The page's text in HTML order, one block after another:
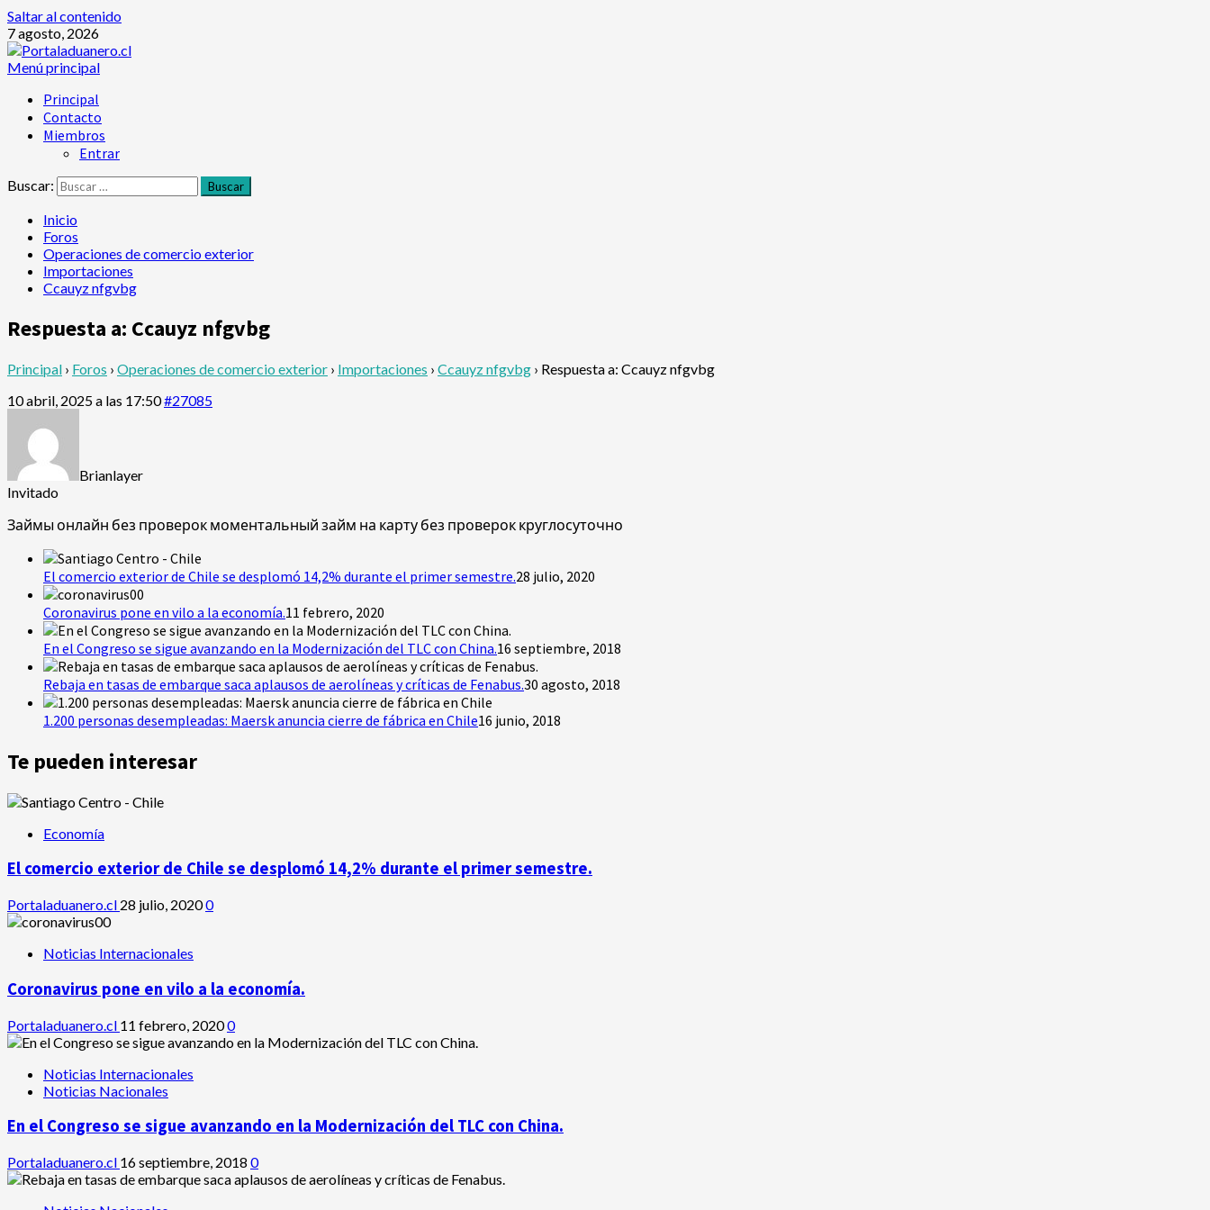
Saltar al contenido
7 agosto, 2026
Menú principal
Principal
Contacto
Miembros
Entrar
Buscar:
Inicio
Foros
Operaciones de comercio exterior
Importaciones
Ccauyz nfgvbg
Respuesta a: Ccauyz nfgvbg
Principal › Foros › Operaciones de comercio exterior › Importaciones › Ccauyz nfgvbg › Respuesta a: Ccauyz nfgvbg
10 abril, 2025 a las 17:50#27085
Brianlayer
Invitado
Займы онлайн без проверок моментальный займ на карту без проверок круглосуточно
El comercio exterior de Chile se desplomó 14,2% durante el primer semestre.28 julio, 2020
Coronavirus pone en vilo a la economía.11 febrero, 2020
En el Congreso se sigue avanzando en la Modernización del TLC con China.16 septiembre, 2018
Rebaja en tasas de embarque saca aplausos de aerolíneas y críticas de Fenabus.30 agosto, 2018
1.200 personas desempleadas: Maersk anuncia cierre de fábrica en Chile16 junio, 2018
Te pueden interesar
Economía
El comercio exterior de Chile se desplomó 14,2% durante el primer semestre.
Portaladuanero.cl 28 julio, 20200
Noticias Internacionales
Coronavirus pone en vilo a la economía.
Portaladuanero.cl 11 febrero, 20200
Noticias Internacionales
Noticias Nacionales
En el Congreso se sigue avanzando en la Modernización del TLC con China.
Portaladuanero.cl 16 septiembre, 2018 0